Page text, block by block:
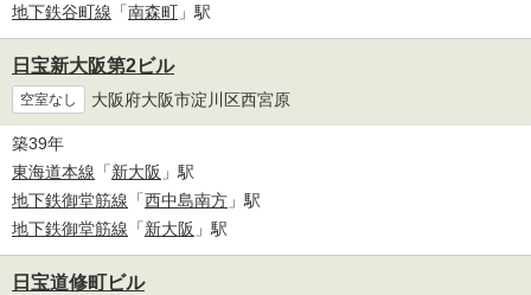
地下鉄谷町線 「南森町 」駅
日宝新大阪第2ビル
空室なし 大阪府大阪市淀川区西宮原
築39年
東海道本線 「新大阪 」駅
地下鉄御堂筋線 「西中島南方 」駅
地下鉄御堂筋線 「新大阪 」駅
日宝道修町ビル